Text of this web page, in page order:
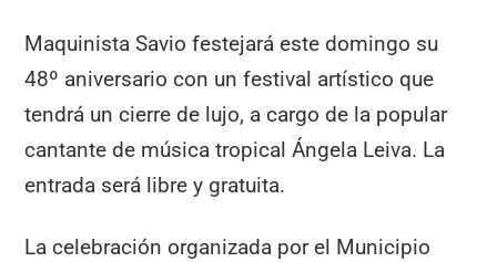
Maquinista Savio festejará este domingo su
48º aniversario con un festival artístico que
tendrá un cierre de lujo, a cargo de la popular
cantante de música tropical Ángela Leiva. La
entrada será libre y gratuita.
La celebración organizada por el Municipio